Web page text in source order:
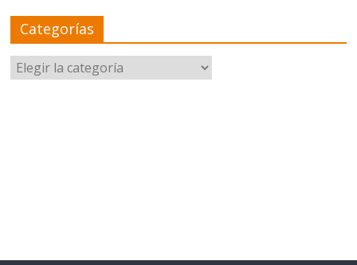
Categorías
Categorías